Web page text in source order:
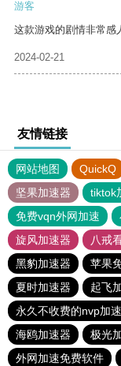
游客
这款游戏的剧情非常感
2024-02-21
友情链接
网站地图 QuickQ
坚果加速器
tiktok
免费vqn外网加速
旋风加速器
八戒
黑豹加速器
苹果
夏时加速器
起飞
永久不收费的nvp加
海鸥加速器
极光
外网加速免费软件